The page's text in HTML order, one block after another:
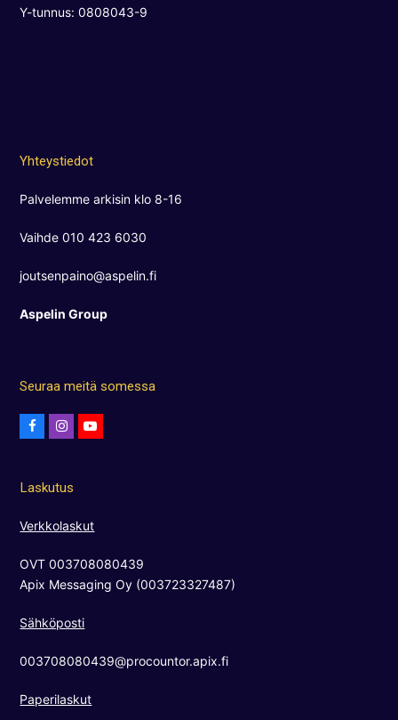
Y-tunnus: 0808043-9
Yhteystiedot
Palvelemme arkisin klo 8-16
Vaihde 010 423 6030
joutsenpaino@aspelin.fi
Aspelin Group
Seuraa meitä somessa
F
b
o
k
I
a
r
a
m
e
Laskutus
Verkkolaskut
OVT 003708080439
Apix Messaging Oy (003723327487)
Sähköposti
003708080439@procountor.apix.fi
Paperilaskut